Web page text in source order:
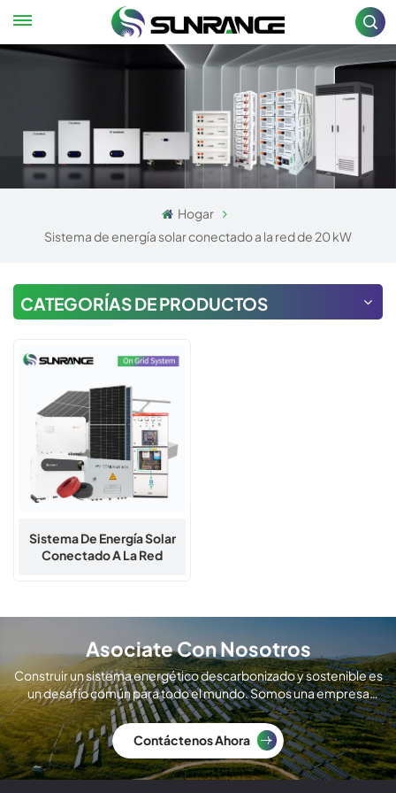
Hogar
Sistema de energía solar conectado a la red de 20 kW
CATEGORÍAS DE PRODUCTOS
Sistema De Energía Solar
Conectado A La Red
Asociate Con Nosotros
Construir un sistema energético descarbonizado y sostenible es
un desafío común para todo el mundo. Somos una empresa
global de fabricación de módulos solares.
Contáctenos Ahora